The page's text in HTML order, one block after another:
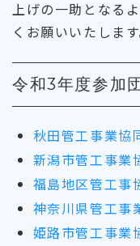
上げの一助となる
くお願いいたします
令和3年度参加
秋田管工事業協
新潟市管工事業
福島地区管工事
神奈川県管工事
姫路市管工事業